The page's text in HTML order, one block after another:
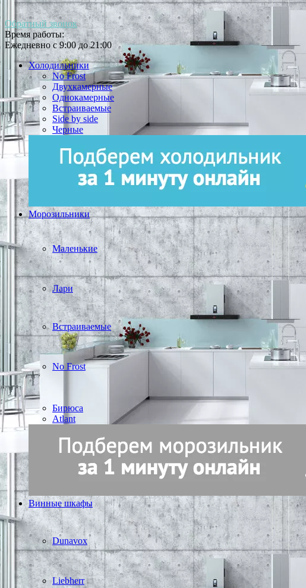
Обратный звонок
Время работы:
Ежедневно с 9:00 до 21:00
Холодильники
No Frost
Двухкамерные
Однокамерные
Встраиваемые
Side by side
Черные
Морозильники
Маленькие
Лари
Встраиваемые
No Frost
Бирюса
Atlant
Винные шкафы
Dunavox
Liebherr